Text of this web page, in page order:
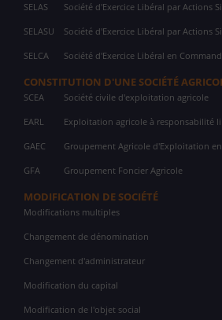
SELAS Société d'Exercice Libéral par Actions
SELASU Société d'Exercice Libéral par Actions
SELCA Société d'Exercice Libéral en
CONSTITUTION D'UNE SOCIÉTÉ
SCEA Société civile d'exploitation agricole
EARL Exploitation agricole à responsabilité
GAEC Groupement Agricole d'Exploitation
GFA Groupement Foncier Agricole
MODIFICATION DE SOCIÉTÉ
Modifications multiples
Changement de dénomination
Changement d'administrateur
Modification du capital
Modification de l'objet social